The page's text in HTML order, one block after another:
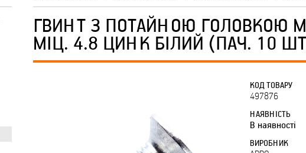
ГВИНТ З ПОТАЙНОЮ ГОЛОВКОЮ
МІЦ. 4.8 ЦИНК БІЛИЙ (ПАЧ. 10
КОД ТОВАРУ
497876
НАЯВНІСТЬ
В наявності
ВИРОБНИК